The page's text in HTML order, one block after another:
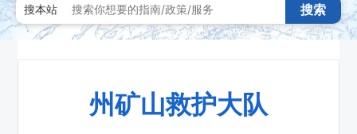
搜本站 搜索
州矿山救护大队